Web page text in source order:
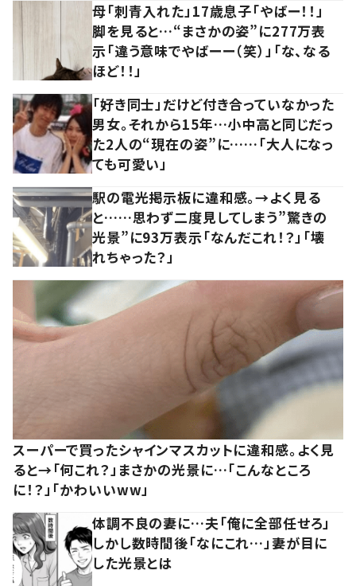
母「刺青入れた」17歳息子「やばー！！」
脚を見ると…“まさかの姿”に277万表
示「違う意味でやばーー（笑）」「な、なる
ほど！！」
「好き同士」だけど付き合っていなかった
男女。それから15年…小中高と同じだっ
た2人の“現在の姿”に……「大人になっ
ても可愛い」
駅の電光掲示板に違和感。→よく見る
と……思わず二度見してしまう”驚きの
光景”に93万表示「なんだこれ！？」「壊
れちゃった？」
スーパーで買ったシャインマスカットに違和感。よく見
ると→「何これ？」まさかの光景に…「こんなところ
に！？」「かわいいww」
体調不良の妻に…夫「俺に全部任せろ」
しかし数時間後「なにこれ…」妻が目に
した光景とは